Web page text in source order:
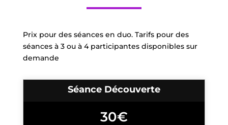
Prix pour des séances en duo. Tarifs pour des
séances à 3 ou à 4 participantes disponibles sur
demande
Séance Découverte
30€